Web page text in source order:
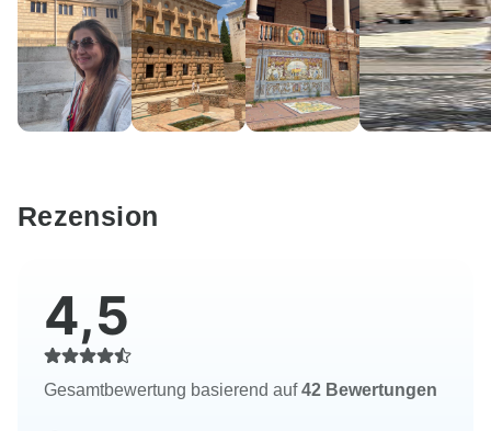
Rezension
4,5
Gesamtbewertung basierend auf42 Bewertungen